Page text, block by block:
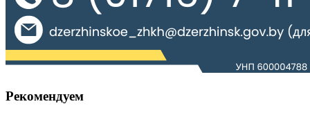
Рекомендуем